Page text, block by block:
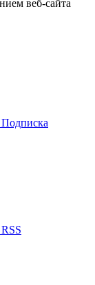
веб-сайта
Подписка
RSS